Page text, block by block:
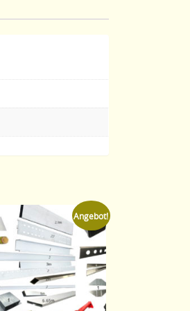
Angebot!